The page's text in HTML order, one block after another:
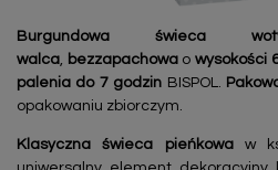
Burgundowa świeca
walca, bezzapachowao wysokości
palenia do 7 godzin BISPOL.
opakowaniu zbiorczym.
Klasyczna świeca pieńkowa w